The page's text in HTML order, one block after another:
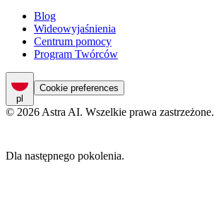
Blog
Wideowyjaśnienia
Centrum pomocy
Program Twórców
pl
Cookie preferences
© 2026 Astra AI. Wszelkie prawa zastrzeżone.
Dla następnego pokolenia.